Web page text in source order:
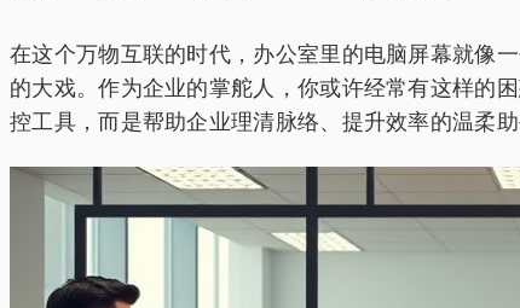
在这个万物互联的时代，办公室里的电脑屏幕就像
的大戏。作为企业的掌舵人，你或许经常有这样的
控工具，而是帮助企业理清脉络、提升效率的温柔助